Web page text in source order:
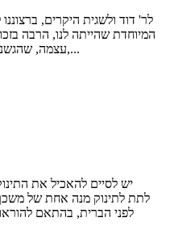
לר' דוד ולשגית היקרים,
המיוחדת שהייתה לנו, הרבה
עצמה, שהגשנו שבוצעה במקצועיות רבה, מתוך ניסיון,...
לתת לתינוק מנה אחת של
לפני הברית, בהתאם